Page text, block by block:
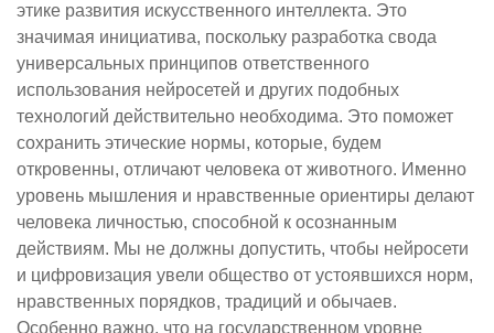
этике развития искусственного интеллекта. Это
значимая инициатива, поскольку разработка свода
универсальных принципов ответственного
использования нейросетей и других подобных
технологий действительно необходима. Это поможет
сохранить этические нормы, которые, будем
откровенны, отличают человека от животного. Именно
уровень мышления и нравственные ориентиры делают
человека личностью, способной к осознанным
действиям. Мы не должны допустить, чтобы нейросети
и цифровизация увели общество от устоявшихся норм,
нравственных порядков, традиций и обычаев.
Особенно важно, что на государственном уровне